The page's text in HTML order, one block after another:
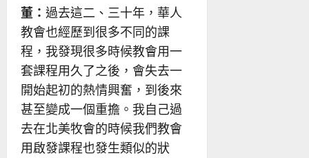
董： 過去這二、三十年，華人
教會也經歷到很多不同的課
程，我發現很多時候教會用一
套課程用久了之後，會失去一
開始起初的熱情興奮，到後來
甚至變成一個重擔。我自己過
去在北美牧會的時候我們教會
用啟發課程也發生類似的狀